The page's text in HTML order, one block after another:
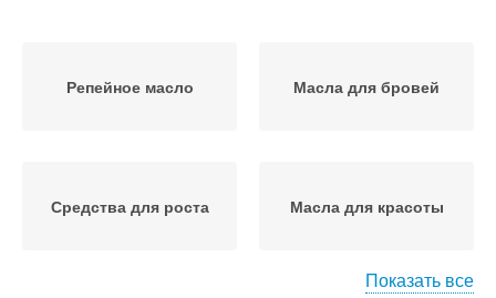
Репейное масло Масла для бровей
Средства для роста Масла для красоты
Показать все